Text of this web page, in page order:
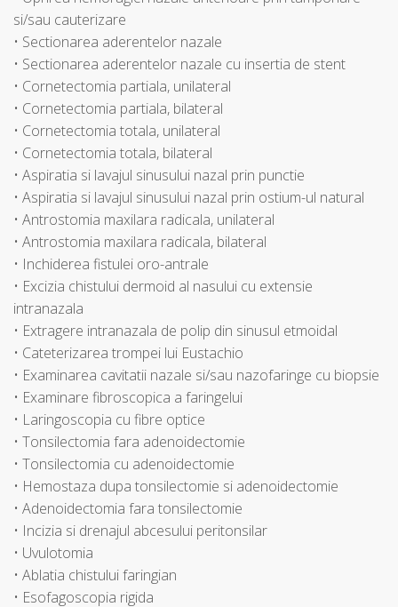
si/sau cauterizare
• Sectionarea aderentelor nazale
• Sectionarea aderentelor nazale cu insertia de stent
• Cornetectomia partiala, unilateral
• Cornetectomia partiala, bilateral
• Cornetectomia totala, unilateral
• Cornetectomia totala, bilateral
• Aspiratia si lavajul sinusului nazal prin punctie
• Aspiratia si lavajul sinusului nazal prin ostium-ul natural
• Antrostomia maxilara radicala, unilateral
• Antrostomia maxilara radicala, bilateral
• Inchiderea fistulei oro-antrale
• Excizia chistului dermoid al nasului cu extensie
intranazala
• Extragere intranazala de polip din sinusul etmoidal
• Cateterizarea trompei lui Eustachio
• Examinarea cavitatii nazale si/sau nazofaringe cu biopsie
• Examinare fibroscopica a faringelui
• Laringoscopia cu fibre optice
• Tonsilectomia fara adenoidectomie
• Tonsilectomia cu adenoidectomie
• Hemostaza dupa tonsilectomie si adenoidectomie
• Adenoidectomia fara tonsilectomie
• Incizia si drenajul abcesului peritonsilar
• Uvulotomia
• Ablatia chistului faringian
• Esofagoscopia rigida